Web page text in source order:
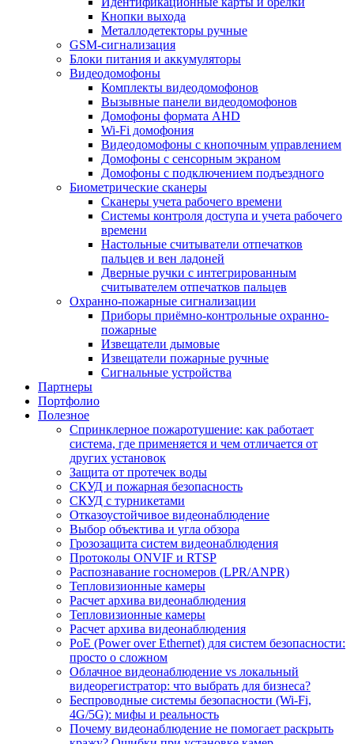
Кнопки выхода
Металлодетекторы ручные
GSM-сигнализация
Блоки питания и аккумуляторы
Видеодомофоны
Комплекты видеодомофонов
Вызывные панели видеодомофонов
Домофоны формата AHD
Wi-Fi домофония
Видеодомофоны с кнопочным управлением
Домофоны с сенсорным экраном
Домофоны с подключением подъездного
Биометрические сканеры
Сканеры учета рабочего времени
Системы контроля доступа и учета рабочего
времени
Настольные считыватели отпечатков
пальцев и вен ладоней
Дверные ручки с интегрированным
считывателем отпечатков пальцев
Охранно-пожарные сигнализации
Приборы приёмно-контрольные охранно-
пожарные
Извещатели дымовые
Извещатели пожарные ручные
Сигнальные устройства
Партнеры
Портфолио
Полезное
Спринклерное пожаротушение: как работает
система, где применяется и чем отличается от
других установок
Защита от протечек воды
СКУД и пожарная безопасность
СКУД с турникетами
Отказоустойчивое видеонаблюдение
Выбор объектива и угла обзора
Грозозащита систем видеонаблюдения
Протоколы ONVIF и RTSP
Распознавание госномеров (LPR/ANPR)
Тепловизионные камеры
Расчет архива видеонаблюдения
Тепловизионные камеры
Расчет архива видеонаблюдения
PoE (Power over Ethernet) для систем безопасности:
просто о сложном
Облачное видеонаблюдение vs локальный
видеорегистратор: что выбрать для бизнеса?
Беспроводные системы безопасности (Wi-Fi,
4G/5G): мифы и реальность
Почему видеонаблюдение не помогает раскрыть